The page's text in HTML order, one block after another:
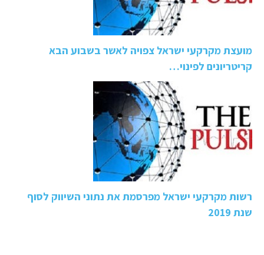
מועצת מקרקעי ישראל צפויה לאשר בשבוע הבא
קריטריונים לפינוי…
רשות מקרקעי ישראל מפרסמת את נתוני השיווק לסוף
שנת 2019